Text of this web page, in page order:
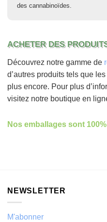
des cannabinoïdes.
ACHETER DES
Découvrez notre gamme de
d’autres produits tels que les
plus encore. Pour plus
visitez notre boutique en
Nos emballages sont
NEWSLETTER
M'abonner